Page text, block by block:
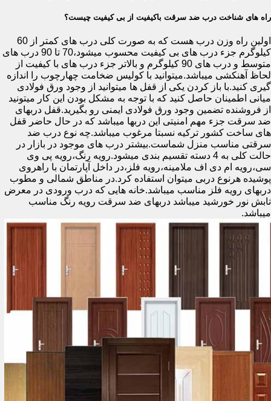
راه های شناخت درب ضد سرقت باکیفیت از بی کیفیت چیست؟
اولین راه وزن درب هست که به صورت کلی درب های کمتر از 60
کیلوگرم جزء درب های بی کیفیت محسوب میشود،70 تا 90 درب های
متوسط و درب های 90 کیلوگرم و بالاتر جزء درب های با کیفیت از
لحاظ آهنکشی میباشد.میتوانید با کولیس ضخامت چهارچوب را اندازه
گیری کنید.با باز کردن یکی از قفل ها میتوانید از وجود ورق فولادی
میانی اطمینان حاصل کنید که با توجه به مشکل بودن این کار میتونید
از فروشنده تضمین وجود ورق فولادی ایمنی رو بگیرید.قفل دربهای
ضد سرقت جزء مهم امنیتی این دربها میباشد که در حال حاضر قفل
های ساخت کشور ترکیه نسبتا مرغوب میباشد.چه نوع درب ضد
سرقتی مناسب منزل شماست.بیشتر درب های موجود در بازار در
حالت کلی به 4 دسته تقسیم بندی میشود.رویه رنگ،رویه پی وی
سی،رویه ام دی اف ملامینه،رویه فلز،در داخل آپارتمان با راهروی
پوشیده هرنوع دربی میتوان استفاده کرد.در مناطق شمالی و مطوب
دربهای رویه فلز مناسب میباشد.خانه هایی که درب ورودی در معرض
تابش نور خورشید میباشد دربهای ضد سرقت رویه رنگ مناسب
میباشد.